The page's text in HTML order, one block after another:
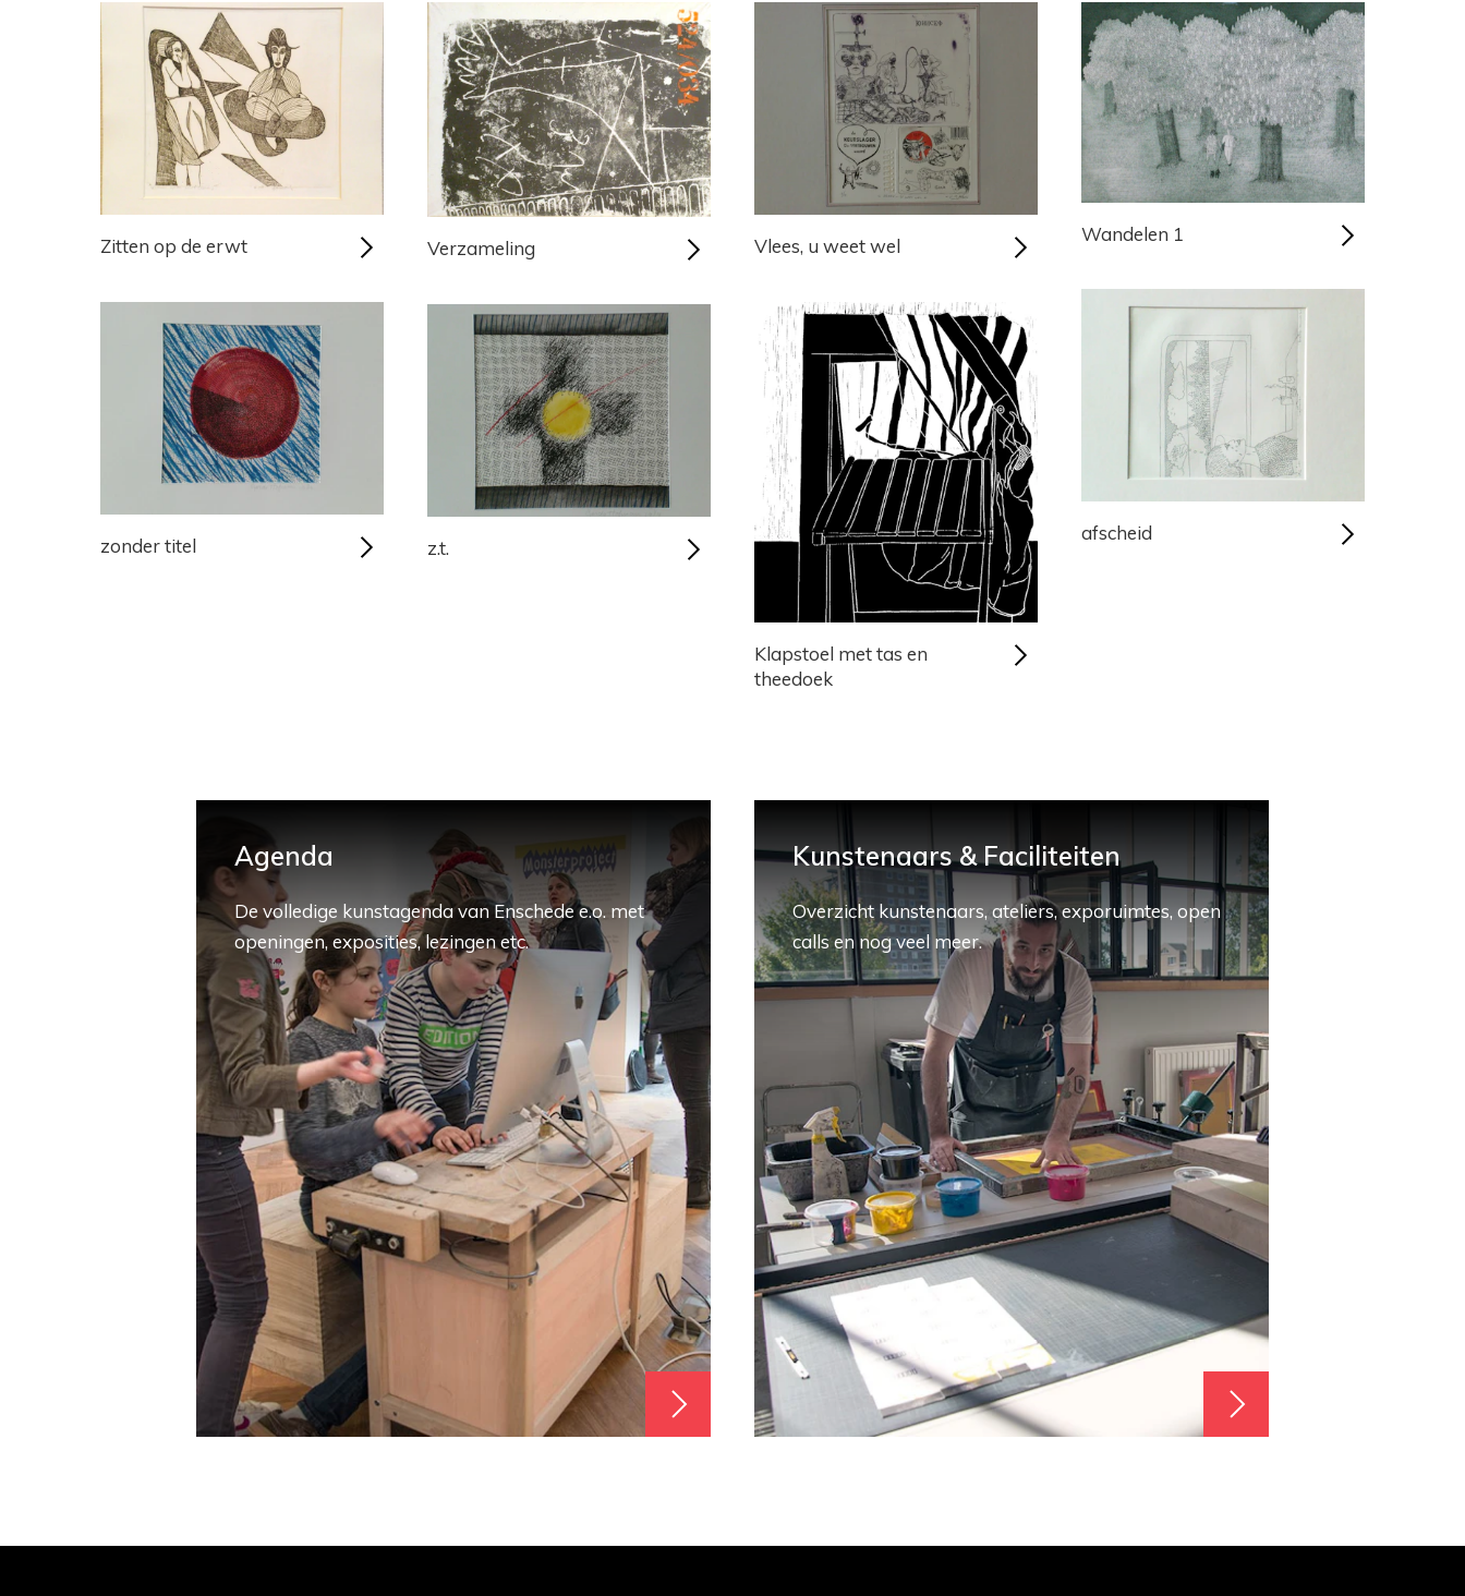
Zitten op de erwt Verzameling Vlees, u weet wel
Wandelen 1
zonder titel z.t.
Klapstoel met tas en
theedoek
afscheid
Agenda
De volledige kunstagenda van Enschede e.o. met
openingen, exposities, lezingen etc.
Kunstenaars & Faciliteiten
Overzicht kunstenaars, ateliers, exporuimtes, open
calls en nog veel meer.